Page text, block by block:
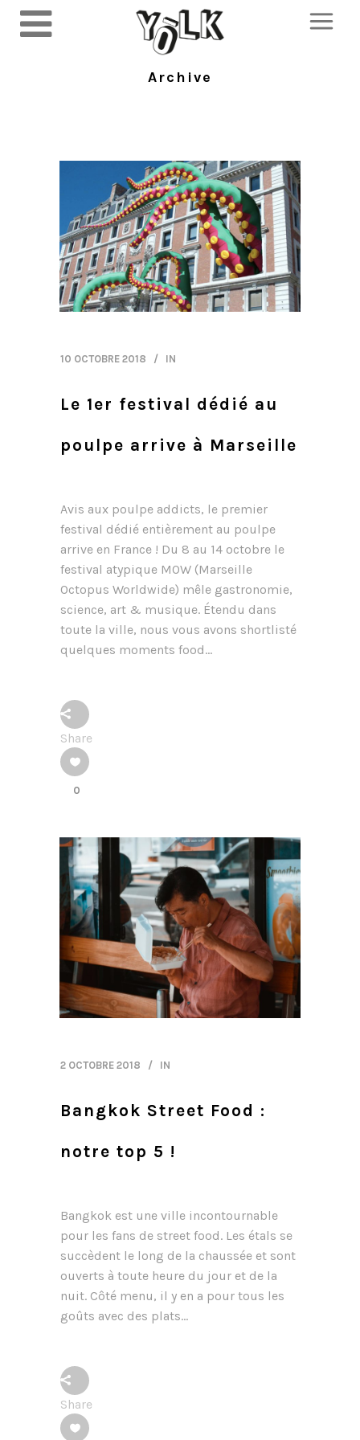
Archive
10 OCTOBRE 2018 IN
Le 1er festival dédié au
poulpe arrive à Marseille
Avis aux poulpe addicts, le premier
festival dédié entièrement au poulpe
arrive en France ! Du 8 au 14 octobre le
festival atypique MOW (Marseille
Octopus Worldwide) mêle gastronomie,
science, art & musique. Étendu dans
toute la ville, nous vous avons shortlisté
quelques moments food...
Share
0
2 OCTOBRE 2018 IN
Bangkok Street Food :
notre top 5 !
Bangkok est une ville incontournable
pour les fans de street food. Les étals se
succèdent le long de la chaussée et sont
ouverts à toute heure du jour et de la
nuit. Côté menu, il y en a pour tous les
goûts avec des plats...
Share